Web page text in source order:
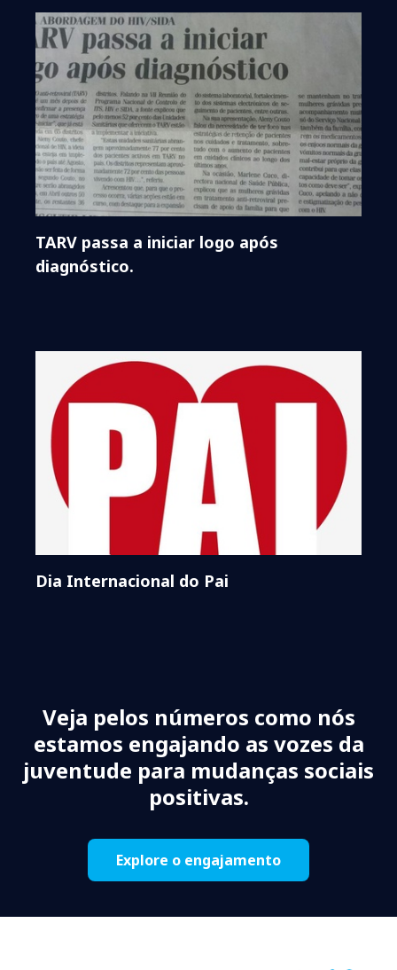
TARV passa a iniciar logo após
diagnóstico.
Dia Internacional do Pai
Veja pelos números como nós
estamos engajando as vozes da
juventude para mudanças sociais
positivas.
Explore o engajamento